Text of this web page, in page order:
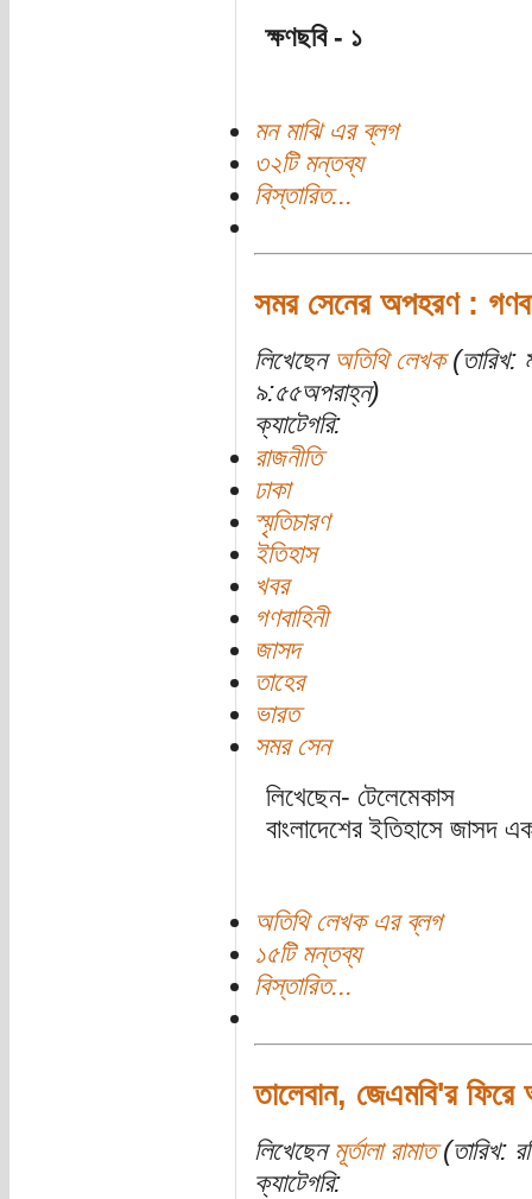
ক্ষণছবি - ১
মন মাঝি এর ব্লগ
৩২টি মন্তব্য
বিস্তারিত...
সমর সেনের অপহরণ :
লিখেছেন অতিথি লেখক(তারিখ:
৯:৫৫অপরাহ্ন)
ক্যাটেগরি:
রাজনীতি
ঢাকা
স্মৃতিচারণ
ইতিহাস
খবর
গণবাহিনী
জাসদ
তাহের
ভারত
সমর সেন
লিখেছেন- টেলেমেকাস
বাংলাদেশের ইতিহাসে জাসদ
অতিথি লেখক এর ব্লগ
১৫টি মন্তব্য
বিস্তারিত...
তালেবান, জেএমবি'র
লিখেছেন মূর্তালা রামাত(তারিখ:
ক্যাটেগরি: